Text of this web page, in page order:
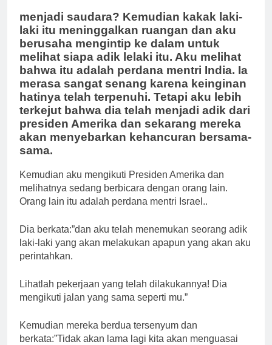
menjadi saudara? Kemudian kakak laki-
laki itu meninggalkan ruangan dan aku
berusaha mengintip ke dalam untuk
melihat siapa adik lelaki itu. Aku melihat
bahwa itu adalah perdana mentri India. Ia
merasa sangat senang karena keinginan
hatinya telah terpenuhi. Tetapi aku lebih
terkejut bahwa dia telah menjadi adik dari
presiden Amerika dan sekarang mereka
akan menyebarkan kehancuran bersama-
sama.
Kemudian aku mengikuti Presiden Amerika dan
melihatnya sedang berbicara dengan orang lain.
Orang lain itu adalah perdana mentri Israel..
Dia berkata:”dan aku telah menemukan seorang adik
laki-laki yang akan melakukan apapun yang akan aku
perintahkan.
Lihatlah pekerjaan yang telah dilakukannya! Dia
mengikuti jalan yang sama seperti mu.”
Kemudian mereka berdua tersenyum dan
berkata:”Tidak akan lama lagi kita akan menguasai